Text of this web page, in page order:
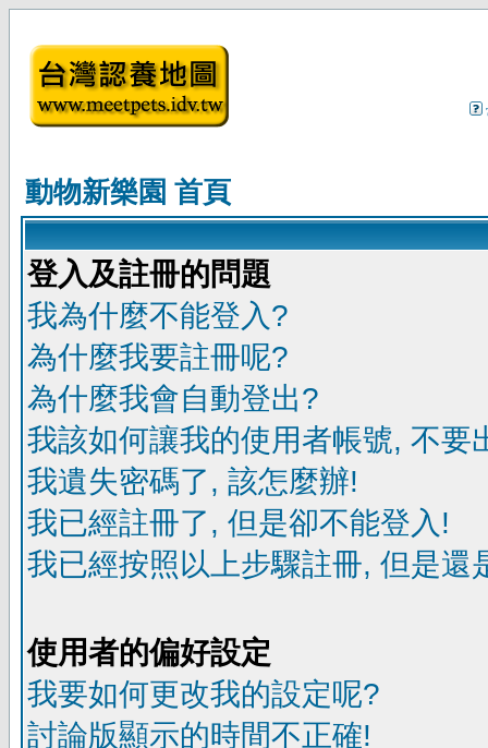
動物新樂園 首頁
登入及註冊的問題
我為什麼不能登入?
為什麼我要註冊呢?
為什麼我會自動登出?
我該如何讓我的使用者帳號, 不要
我遺失密碼了, 該怎麼辦!
我已經註冊了, 但是卻不能登入!
我已經按照以上步驟註冊, 但是還
使用者的偏好設定
我要如何更改我的設定呢?
討論版顯示的時間不正確!